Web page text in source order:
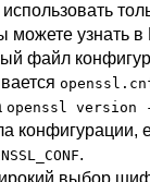
можете узнать в
файл
openssl version
конфигурации,
.
выбор